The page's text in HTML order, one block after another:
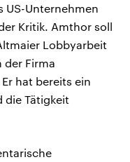
US-Unternehmen
Kritik. Amthor soll
Lobbyarbeit
der Firma
hat bereits ein
die Tätigkeit